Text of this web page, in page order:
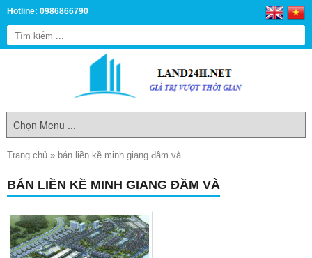
Hotline: 0986866790
Trang chủ » bán liền kề minh giang đầm và
BÁN LIỀN KỀ MINH GIANG ĐẦM VÀ